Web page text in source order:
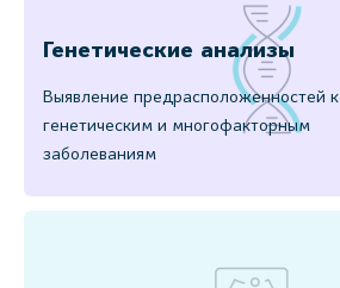
Генетические анализы
Выявление предрасположенностей к
генетическим и многофакторным
заболеваниям